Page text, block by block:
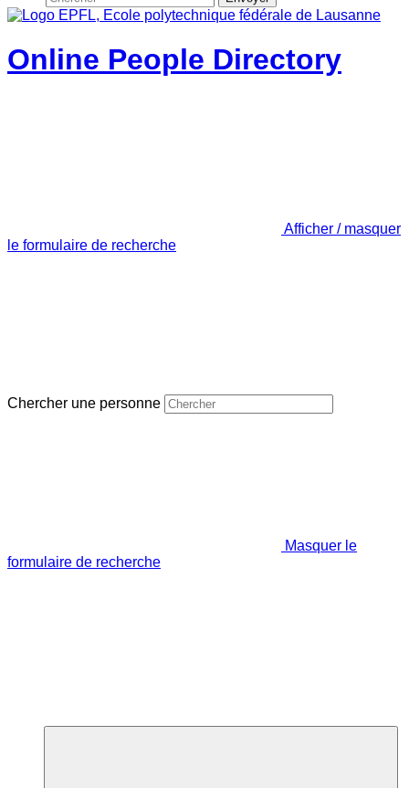
Online People Directory
Afficher / masquer
le formulaire de recherche
Chercher une personne
Masquer le
formulaire de recherche